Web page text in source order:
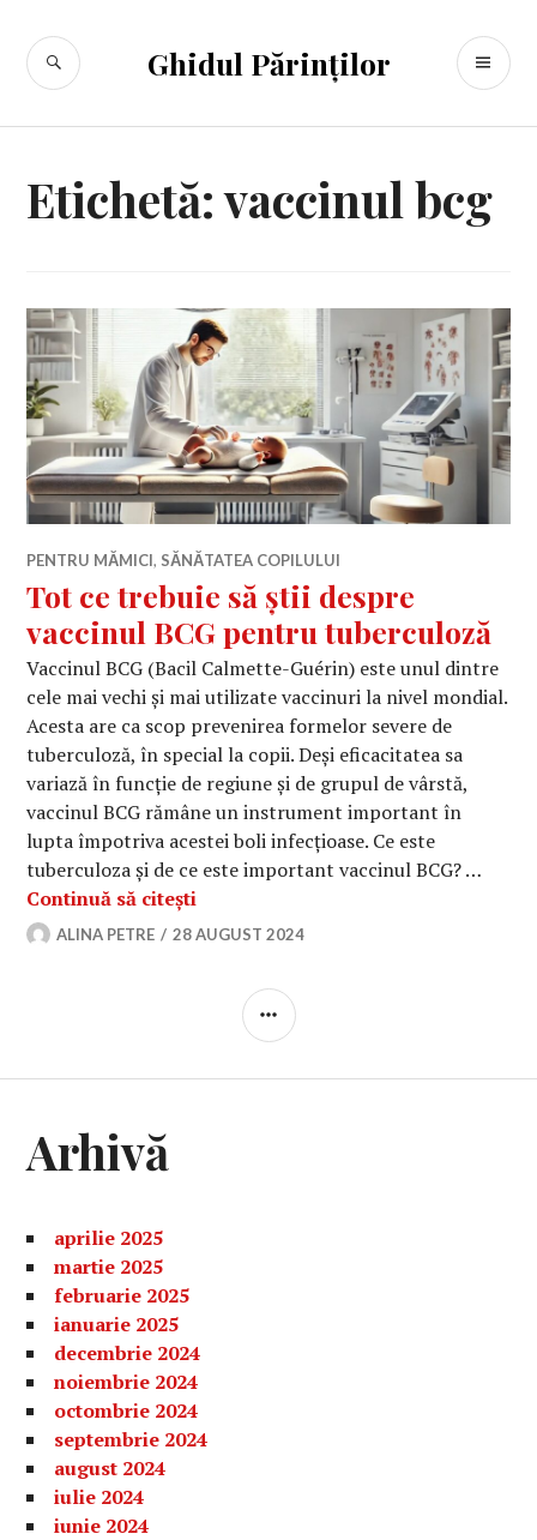
conținut
Ghidul Părinților
CĂUTARE
Etichetă:vaccinul bcg
PENTRU MĂMICI, SĂNĂTATEA COPILULUI
Tot ce trebuie să știi despre
vaccinul BCG pentru tuberculoză
Vaccinul BCG (Bacil Calmette-Guérin) este unul dintre
cele mai vechi și mai utilizate vaccinuri la nivel mondial.
Acesta are ca scop prevenirea formelor severe de
tuberculoză, în special la copii. Deși eficacitatea sa
variază în funcție de regiune și de grupul de vârstă,
vaccinul BCG rămâne un instrument important în
lupta împotriva acestei boli infecțioase. Ce este
tuberculoza și de ce este important vaccinul BCG? …
Continuă să citești
ALINA PETRE 28 AUGUST 2024
BARĂ
Arhivă
aprilie 2025
martie 2025
februarie 2025
ianuarie 2025
decembrie 2024
noiembrie 2024
octombrie 2024
septembrie 2024
august 2024
iulie 2024
iunie 2024